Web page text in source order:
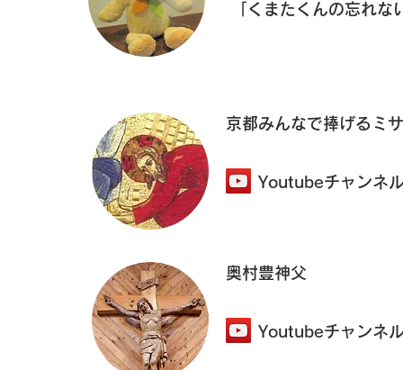
「くまたくんの忘れな
​主日説教（音声）
​京都みんなで捧げるミサ
Youtubeチャンネ
​主日説教（音声）
​奥村豊神父
Youtubeチャンネ